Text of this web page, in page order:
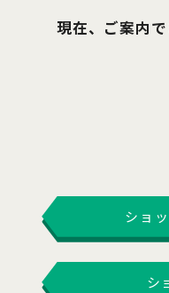
現在、ご案内で
ショ
シ